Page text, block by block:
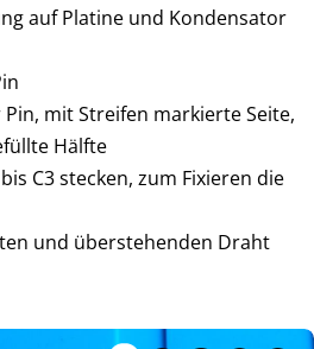
auf Platine und Kondensator
mit Streifen markierte Seite,
Hälfte
C3 stecken, zum Fixieren die
und überstehenden Draht